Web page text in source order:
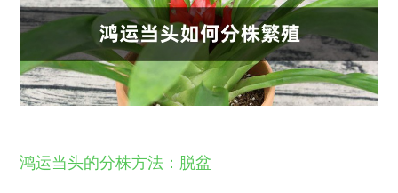
鸿运当头的分株方法：脱盆